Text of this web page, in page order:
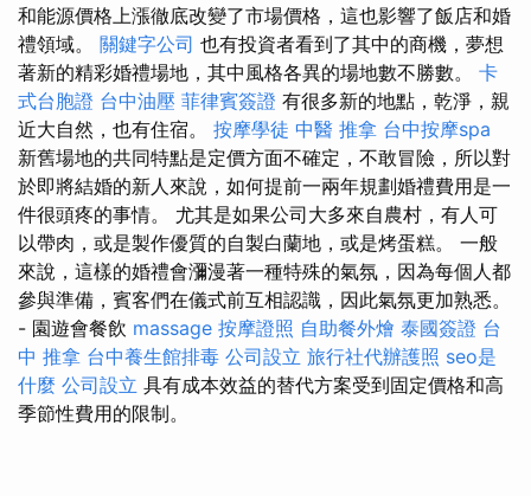
和能源價格上漲徹底改變了市場價格，這也影響了飯店和婚
禮領域。 關鍵字公司 也有投資者看到了其中的商機，夢想
著新的精彩婚禮場地，其中風格各異的場地數不勝數。 卡
式台胞證 台中油壓 菲律賓簽證 有很多新的地點，乾淨，親
近大自然，也有住宿。 按摩學徒 中醫 推拿 台中按摩spa
新舊場地的共同特點是定價方面不確定，不敢冒險，所以對
於即將結婚的新人來說，如何提前一兩年規劃婚禮費用是一
件很頭疼的事情。 尤其是如果公司大多來自農村，有人可
以帶肉，或是製作優質的自製白蘭地，或是烤蛋糕。 一般
來說，這樣的婚禮會瀰漫著一種特殊的氣氛，因為每個人都
參與準備，賓客們在儀式前互相認識，因此氣氛更加熟悉。
- 園遊會餐飲 massage 按摩證照 自助餐外燴 泰國簽證 台
中 推拿 台中養生館排毒 公司設立 旅行社代辦護照 seo是
什麼 公司設立 具有成本效益的替代方案受到固定價格和高
季節性費用的限制。